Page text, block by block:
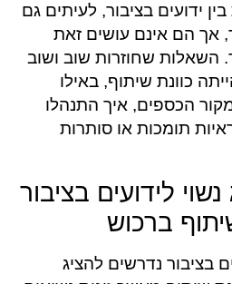
ידועים בציבור, לעיתים גם
אך הם אינם עושים זאת
השאלות שחוזרות שוב ושוב
כוונת שיתוף, באילו
הכספים, איך התנהלו
תומכות או סותרות
לידועים בציבור
ברכוש
בציבור נדרשים להציג